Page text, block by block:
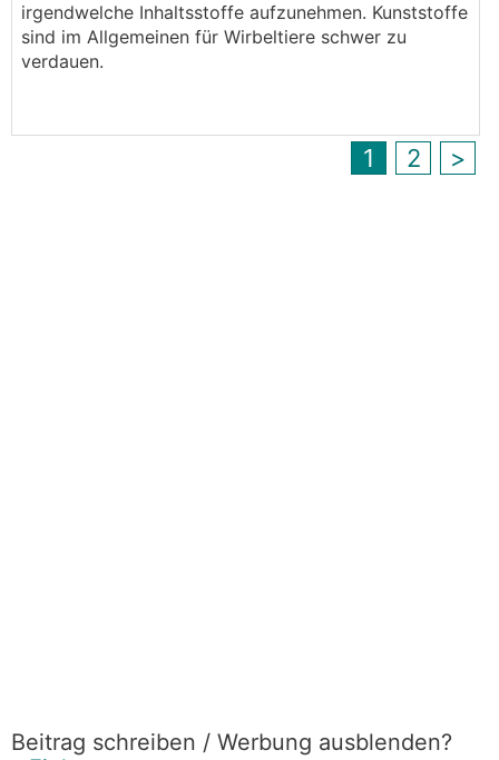
irgendwelche Inhaltsstoffe aufzunehmen. Kunststoffe
sind im Allgemeinen für Wirbeltiere schwer zu
verdauen.
1 2 >
Beitrag schreiben / Werbung ausblenden?